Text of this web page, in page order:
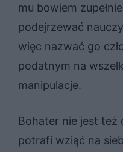
mu bowiem
podejrzewać
więc nazwać go
podatnym na
manipulacje.
Bohater nie jest też
potrafi wziąć na